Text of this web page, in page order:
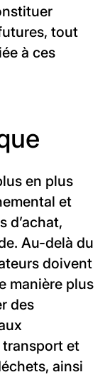
tout
à ces
en plus
et
d’achat,
Au-delà du
doivent
manière plus
des
transport et
ainsi